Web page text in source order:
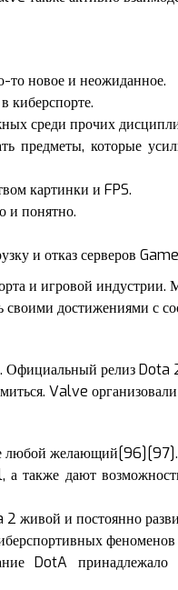
то новое и неожиданное.
киберспорте.
среди прочих
предметы, которые
картинки и FPS.
и понятно.
и отказ серверов
и игровой
своими достижениями с
Официальный релиз Dota
Valve
любой желающий[96][97].
также дают
2 живой и постоянно
феноменов
DotA принадлежало